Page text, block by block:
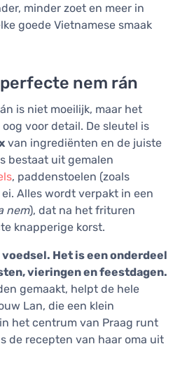
minder zoet en meer in
goede Vietnamese smaak
nem rán
is niet moeilijk, maar het
voor detail. De sleutel is
van ingrediënten en de juiste
bestaat uit gemalen
, paddenstoelen (zoals
Alles wordt verpakt in een
nem), dat na het frituren
knapperige korst.
Het is een onderdeel
vieringen en feestdagen.
gemaakt, helpt de hele
Lan, die een klein
het centrum van Praag runt
de recepten van haar oma uit